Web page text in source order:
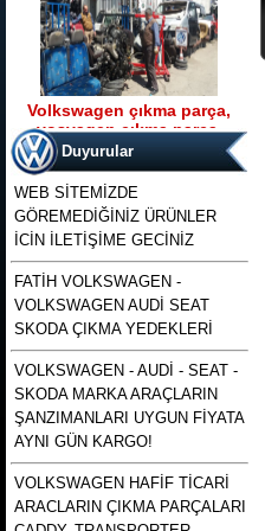
Volkswagen çıkma parça,
vosvagen çıkma parça,
wosvagen çıkma parça,
woswagen çıkma parça, vw
çıkma p
Ürün Kodu : t5 kasa transporter 2500 tdı
130 beygirlik çıkma motor
t5 kasa transporter 2500 tdı
130 beygirlik çıkma motor
2000 2001 2002 modellere uyumlu
çıkma merkezi kilit pompası , polo
merkezi kilit motoru, polo classıc ve
heşbekler icin merkezi kilit kontrol
pompası
Duyurular
WEB SİTEMİZDE
GÖREMEDİĞİNİZ ÜRÜNLER
İCİN İLETİŞİME GECİNİZ
FATİH VOLKSWAGEN -
VOLKSWAGEN AUDİ SEAT
SKODA ÇIKMA YEDEKLERİ
VOLKSWAGEN - AUDİ - SEAT -
SKODA MARKA ARAÇLARIN
ŞANZIMANLARI UYGUN FİYATA
AYNI GÜN KARGO!
VOLKSWAGEN HAFİF TİCARİ
ARACLARIN ÇIKMA PARÇALARI